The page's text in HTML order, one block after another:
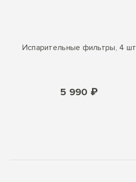
Испарительные фильтры, 4 шт
5 990 ₽